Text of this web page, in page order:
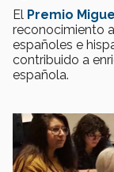
El Premio
reconocimiento
españoles e
contribuido a
española.